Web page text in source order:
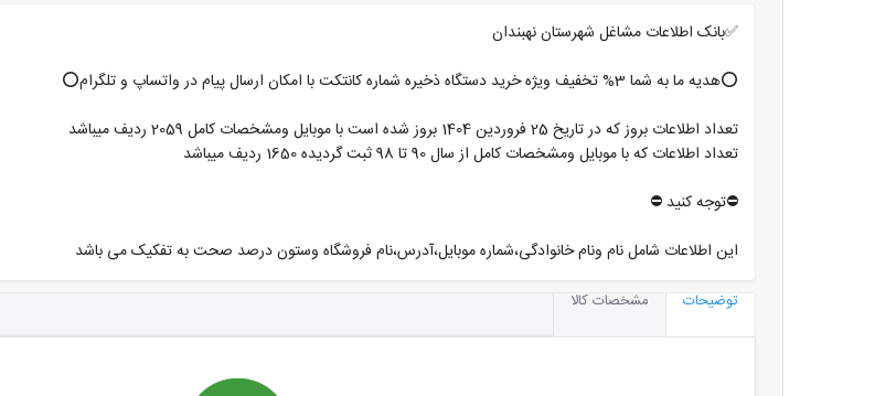
✅بانک اطلاعات مشاغل شهرستان نهبندان
⭕️هدیه ما به شما 3% تخفیف ویژه خرید دستگاه ذخیره شماره کانتکت با امکان ارسال پیام در واتساپ و تلگرام⭕️
تعداد اطلاعات بروز که در تاریخ 25 فروردین 1404 بروز شده است با موبایل ومشخصات کامل 2059 ردیف میباشد
تعداد اطلاعات که با موبایل ومشخصات کامل از سال 90 تا 98 ثبت گردیده 1650 ردیف میباشد
⛔️توجه کنید ⛔️
این اطلاعات شامل نام ونام خانوادگی،شماره موبایل،آدرس،نام فروشگاه وستون درصد صحت به تفکیک می باشد
توضیحات مشخصات کالا